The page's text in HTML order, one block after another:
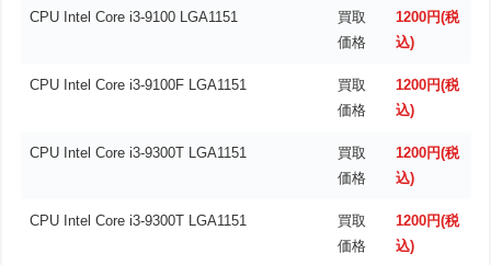
CPU Intel Core i3-9100 LGA1151
買取
価格
1200円(税
込)
CPU Intel Core i3-9100F LGA1151
買取
価格
1200円(税
込)
CPU Intel Core i3-9300T LGA1151
買取
価格
1200円(税
込)
CPU Intel Core i3-9300T LGA1151
買取
価格
1200円(税
込)